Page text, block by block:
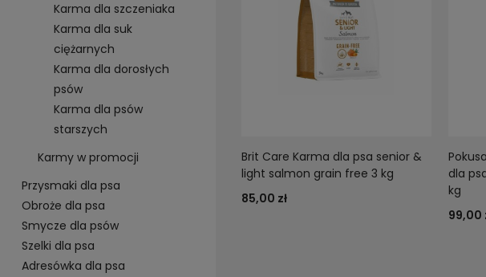
Karma dla szczeniaka
Karma dla suk
ciężarnych
Karma dla dorosłych
psów
Karma dla psów
starszych
Karmy w promocji
Przysmaki dla psa
Obroże dla psa
Smycze dla psów
Szelki dla psa
Adresówka dla psa
Brit Care Karma dla psa senior &
light salmon grain free 3 kg
85,00 zł
dla
kg
99,00